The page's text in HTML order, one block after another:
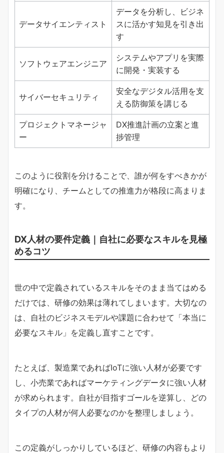
データサイエンティスト
データを分析し、ビジネ
スに活かす知見を引き出
す
ソフトウェアエンジニア
システムやアプリを実際
に開発・実装する
サイバーセキュリティ
安全なデジタル活用を支
える防御策を講じる
プロジェクトマネージャ
ー
DX推進計画の立案と進
捗管理
このように役割を分けることで、誰が何をすべきかが
明確になり、チームとしての推進力が格段に高まりま
す。
DX人材の要件定義｜自社に必要なスキルを見極
めるコツ
世の中で定義されているスキルをそのまま当てはめる
だけでは、研修の効果は薄れてしまいます。大切なの
は、自社のビジネスモデルや課題に合わせて「本当に
必要なスキル」を定義し直すことです。
たとえば、製造業であればIoTに強い人材が必要です
し、小売業であればマーケティングデータに強い人材
が求められます。自社が目指すゴールを逆算し、どの
タイプの人材が何人必要なのかを整理しましょう。
この定義がしっかりしているほど、研修の内容もより